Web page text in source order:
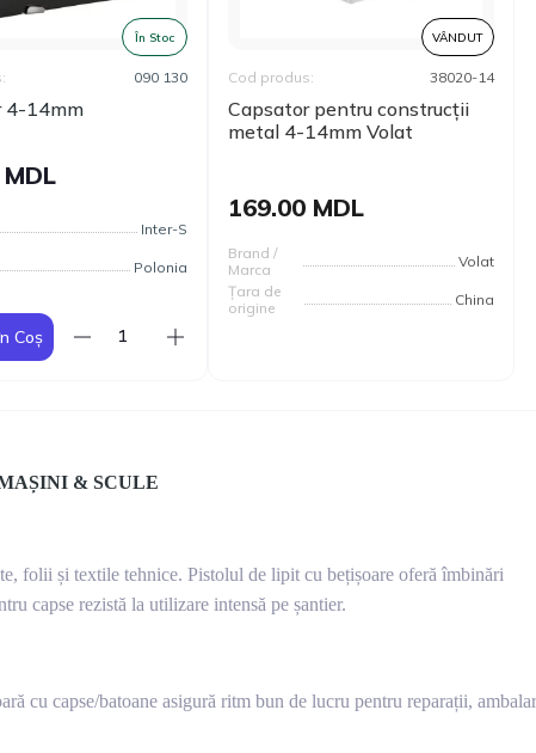
În Stoc
4-14mm
090 130
Inter-S
Polonia
Coș
VÂNDUT
Capsator pentru construcții
metal 4-14mm Volat
Cod produs: 38020-14
169.00 MDL
Brand /
Marca
Volat
Țara de
origine
China
& SCULE
folii și textile tehnice. Pistolul de lipit cu bețișoare oferă îmbinări
capse rezistă la utilizare intensă pe șantier.
cu capse/batoane asigură ritm bun de lucru pentru reparații,